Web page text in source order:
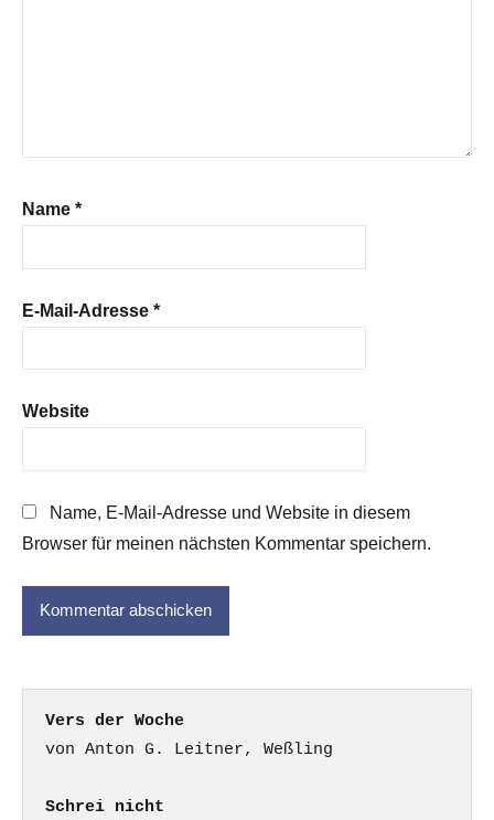
Name *
E-Mail-Adresse *
Website
Name, E-Mail-Adresse und Website in diesem
Browser für meinen nächsten Kommentar speichern.
Vers der Woche
Schrei nicht